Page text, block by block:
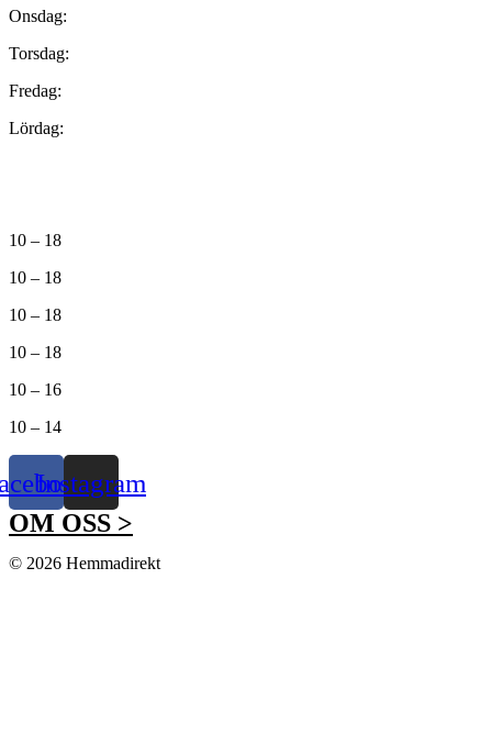
Onsdag:
Torsdag:
Fredag:
Lördag:
10 – 18
10 – 18
10 – 18
10 – 18
10 – 16
10 – 14
Instagram
OM OSS >
© 2026 Hemmadirekt